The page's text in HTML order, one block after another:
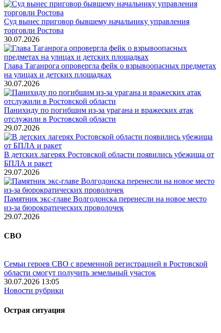
Суд вынес приговор бывшему начальнику управления
торговли Ростова
30.07.2026
Глава Таганрога опровергла фейк о взрывоопасных предметах
на улицах и детских площадках
30.07.2026
Панихиду по погибшим из-за урагана и вражеских атак
отслужили в Ростовской области
29.07.2026
В детских лагерях Ростовской области появились убежища от
БПЛА и ракет
29.07.2026
Памятник экс-главе Волгодонска перенесли на новое место
из-за бюрократических проволочек
29.07.2026
СВО
Семьи героев СВО с временной регистрацией в Ростовской
области смогут получить земельный участок
30.07.2026 13:05
Новости рубрики
Острая ситуация